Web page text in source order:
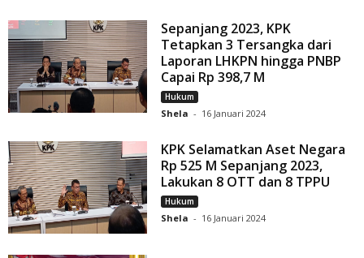
Sepanjang 2023, KPK
Tetapkan 3 Tersangka dari
Laporan LHKPN hingga PNBP
Capai Rp 398,7 M
Hukum
Shela - 16 Januari 2024
KPK Selamatkan Aset Negara
Rp 525 M Sepanjang 2023,
Lakukan 8 OTT dan 8 TPPU
Hukum
Shela - 16 Januari 2024